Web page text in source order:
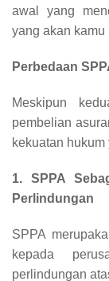
awal yang
yang akan kamu
Perbedaan
Meskipun
pembelian
kekuatan
1. SPPA
Perlindungan
SPPA
kepada
perlindungan